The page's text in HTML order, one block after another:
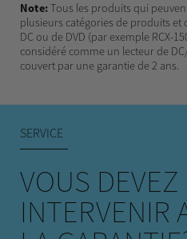
Note:Tous les produits qui
plusieurs catégories de produits
DC ou de DVD (par exemple RCX-
considéré comme un lecteur de
couvert par une garantie de 2 ans.
SERVICE
VOUS
INTERVENIR